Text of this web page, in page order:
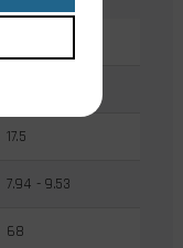
17.5
7.94 - 9.53
68